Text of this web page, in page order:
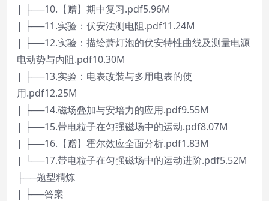
| ├──10.【赠】期中复习.pdf5.96M
| ├──11.实验：伏安法测电阻.pdf11.24M
| ├──12.实验：描绘萧灯泡的伏安特性曲线及测量电源
电动势与内阻.pdf10.30M
| ├──13.实验：电表改装与多用电表的使
用.pdf12.25M
| ├──14.磁场叠加与安培力的应用.pdf9.55M
| ├──15.带电粒子在匀强磁场中的运动.pdf8.07M
| ├──16.【赠】霍尔效应全面分析.pdf1.83M
| └──17.带电粒子在匀强磁场中的运动进阶.pdf5.52M
├──题型精炼
| ├──答案